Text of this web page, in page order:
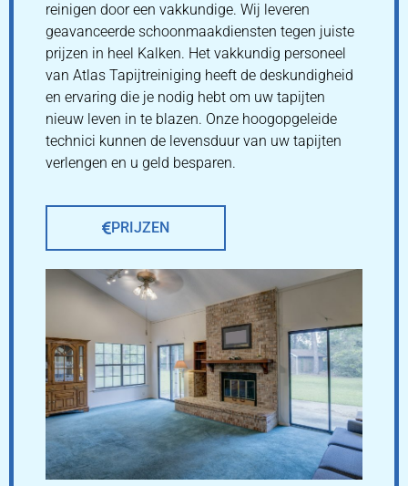
reinigen door een vakkundige. Wij leveren
geavanceerde schoonmaakdiensten tegen juiste
prijzen in heel Kalken. Het vakkundig personeel
van Atlas Tapijtreiniging heeft de deskundigheid
en ervaring die je nodig hebt om uw tapijten
nieuw leven in te blazen. Onze hoogopgeleide
technici kunnen de levensduur van uw tapijten
verlengen en u geld besparen.
PRIJZEN